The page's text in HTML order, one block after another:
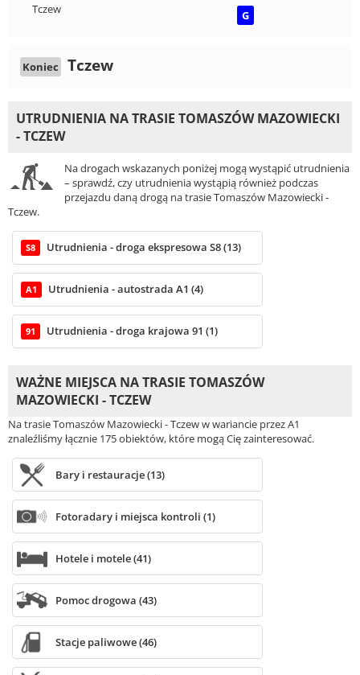
Tczew
G
Koniec Tczew
UTRUDNIENIA NA TRASIE TOMASZÓW MAZOWIECKI
- TCZEW
Na drogach wskazanych poniżej mogą wystąpić utrudnienia
– sprawdź, czy utrudnienia wystąpią również podczas
przejazdu daną drogą na trasie Tomaszów Mazowiecki -
Tczew.
S8 Utrudnienia - droga ekspresowa S8 (13)
A1 Utrudnienia - autostrada A1 (4)
91 Utrudnienia - droga krajowa 91 (1)
WAŻNE MIEJSCA NA TRASIE TOMASZÓW
MAZOWIECKI - TCZEW
Na trasie Tomaszów Mazowiecki - Tczew w wariancie przez A1
znaleźliśmy łącznie 175 obiektów, które mogą Cię zainteresować.
Bary i restauracje (13)
Fotoradary i miejsca kontroli (1)
Hotele i motele (41)
Pomoc drogowa (43)
Stacje paliwowe (46)